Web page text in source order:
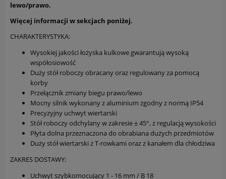
lewo/prawo.
Więcej informacji w sekcjach poniżej.
CHARAKTERYSTYKA:
Wysokiej jakości łożyska kulkowe gwarantują wysoką
współosiowość
Duży stół roboczy obracany oraz regulowany za pomocą
korby
Przełącznik zmiany biegu prawo/lewo
Mocny silnik wykonany z aluminium zgodny z normą IP54
Precyzyjny uchwyt wiertarski
Stół roboczy odchylany w zakresie ± 45°, z regulacją wysokości
Płyta dolna przeznaczona do obrabiana dużych przedmiotów
Duży stół wiertarski z T-rowkami oraz z kanałem dla chłodziwa
ZAKRES DOSTAWY:
Uchwyt szybkomocujący 1 - 16 mm / B 18